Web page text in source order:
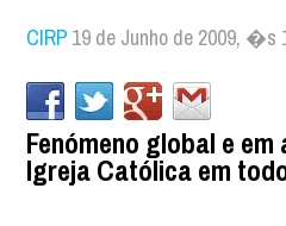
CIRP 19 de Junho de 2009, �s
Fenómeno global e
Igreja Católica em